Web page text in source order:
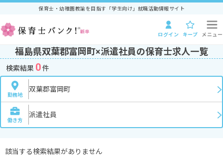
保育士・幼稚園教諭を目指す「学生向け」就職活動情報サイト
ログイン キープ メニュー
福島県双葉郡富岡町×派遣社員の保育士求人一覧
検索結果 0件
勤務地
双葉郡富岡町
働き方
派遣社員
該当する検索結果がありません